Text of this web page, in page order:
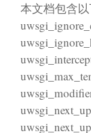
本文档包含以